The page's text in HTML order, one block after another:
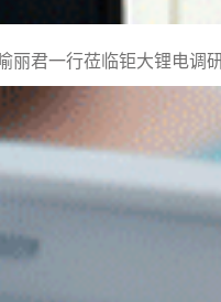
丽君一行莅临钜大锂电调